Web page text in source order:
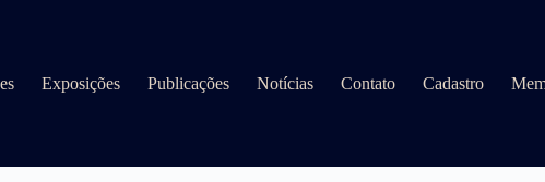
Exposições Publicações Notícias Contato Cadastro